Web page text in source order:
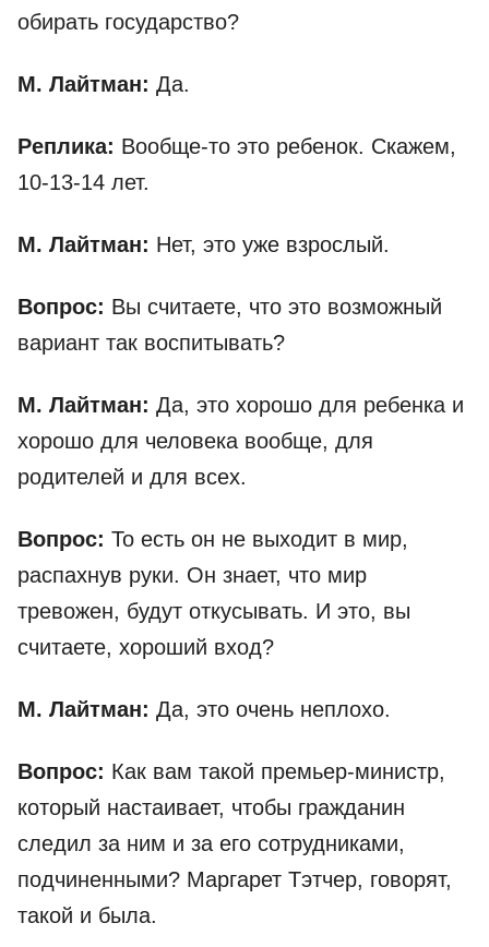
обирать государство?
М. Лайтман: Да.
Реплика: Вообще-то это ребенок. Скажем,
10-13-14 лет.
М. Лайтман: Нет, это уже взрослый.
Вопрос: Вы считаете, что это возможный
вариант так воспитывать?
М. Лайтман: Да, это хорошо для ребенка и
хорошо для человека вообще, для
родителей и для всех.
Вопрос: То есть он не выходит в мир,
распахнув руки. Он знает, что мир
тревожен, будут откусывать. И это, вы
считаете, хороший вход?
М. Лайтман: Да, это очень неплохо.
Вопрос: Как вам такой премьер-министр,
который настаивает, чтобы гражданин
следил за ним и за его сотрудниками,
подчиненными? Маргарет Тэтчер, говорят,
такой и была.